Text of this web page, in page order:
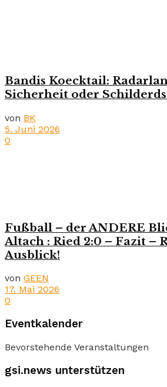
Bandis Koecktail:
Sicherheit oder
von BK
5. Juni 2026
0
Fußball – der ANDERE
Altach : Ried 2:0 – Fazit –
Ausblick!
von GEEN
17. Mai 2026
0
Eventkalender
Bevorstehende Veranstaltungen
gsi.news unterstützen